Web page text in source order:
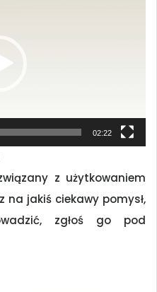
02:22
z użytkowaniem
na jakiś ciekawy pomysł,
zgłoś go pod